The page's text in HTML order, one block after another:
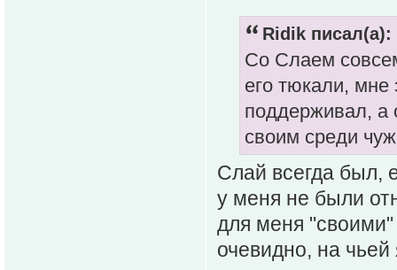
Ridik писал(а):
Со Слаем
его тюкали, мне
поддерживал, а
своим среди
Слай всегда был,
у меня не были
для меня
очевидно, на чьей